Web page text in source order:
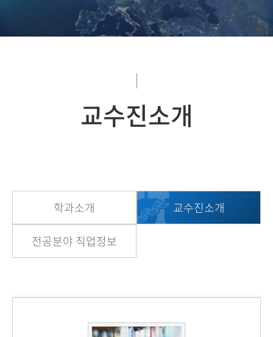
교수진소개
학과소개 교수진소개
전공분야 직업정보